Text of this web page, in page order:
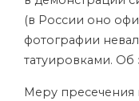
(в России оно
фотографии
татуировками. Об
Меру пресечения